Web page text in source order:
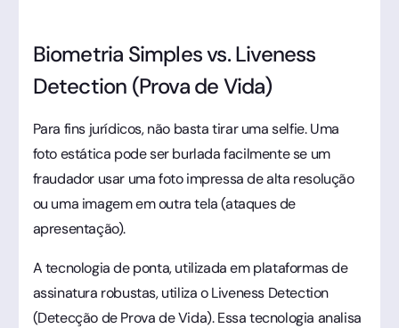
Biometria Simples vs. Liveness
Detection (Prova de Vida)
Para fins jurídicos, não basta tirar uma selfie. Uma
foto estática pode ser burlada facilmente se um
fraudador usar uma foto impressa de alta resolução
ou uma imagem em outra tela (ataques de
apresentação).
A tecnologia de ponta, utilizada em plataformas de
assinatura robustas, utiliza o Liveness Detection
(Detecção de Prova de Vida). Essa tecnologia analisa